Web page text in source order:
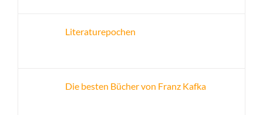
Literaturepochen
Die besten Bücher von Franz Kafka